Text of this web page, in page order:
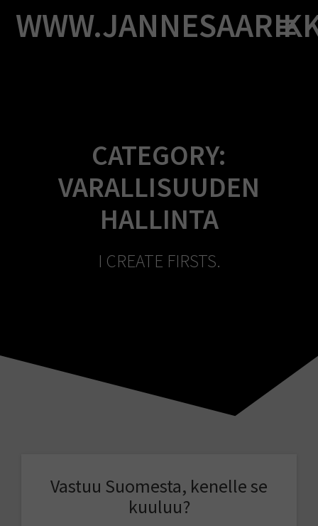
to
content
CATEGORY:
VARALLISUUDEN
HALLINTA
I CREATE FIRSTS.
Vastuu Suomesta, kenelle se
kuuluu?